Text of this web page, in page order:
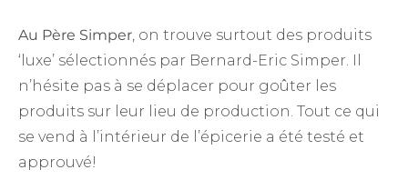
Au Père Simper, on trouve surtout des produits
‘luxe’ sélectionnés par Bernard-Eric Simper. Il
n’hésite pas à se déplacer pour goûter les
produits sur leur lieu de production. Tout ce qui
se vend à l’intérieur de l’épicerie a été testé et
approuvé!